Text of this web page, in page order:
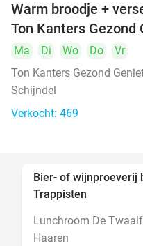
Warm broodje +
Ton Kanters Gezond
Ma Di Wo Do
Vr
Ton Kanters Gezond
Schijndel
Verkocht: 469
Bier- of wijnproeverij
Trappisten
Lunchroom De
Haaren